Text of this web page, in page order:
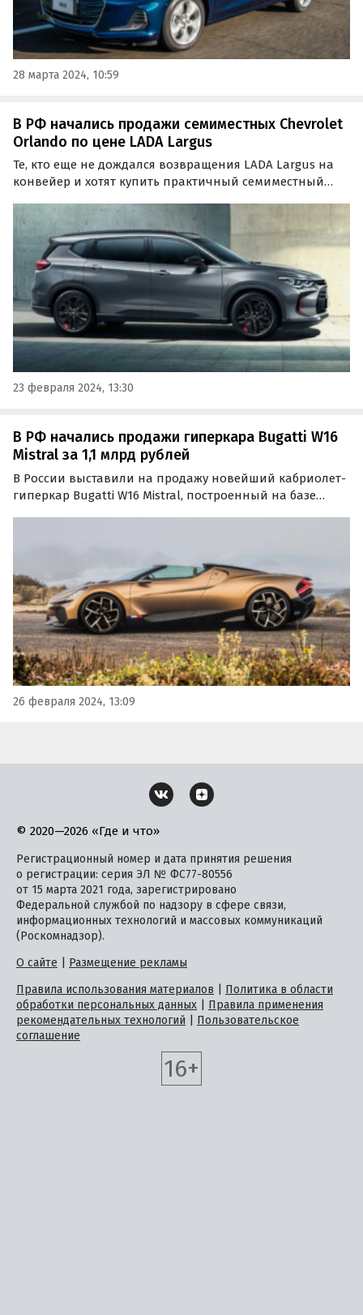
28 марта 2024, 10:59
В РФ начались продажи семиместных Chevrolet
Orlando по цене LADA Largus
Те, кто еще не дождался возвращения LADA Largus на
конвейер и хотят купить практичный семиместный
23 февраля 2024, 13:30
В РФ начались продажи гиперкара Bugatti W16
Mistral за 1,1 млрд рублей
В России выставили на продажу новейший кабриолет-
гиперкар Bugatti W16 Mistral, построенный на базе
26 февраля 2024, 13:09
© 2020—2026 «Где и что»
Регистрационный номер и дата принятия решения
о регистрации: серия ЭЛ № ФС77-80556
от 15 марта 2021 года, зарегистрировано
Федеральной службой по надзору в сфере связи,
информационных технологий и массовых коммуникаций
(Роскомнадзор).
О сайте
Размещение рекламы
Правила использования материалов
Политика в области
обработки персональных данных
Правила применения
рекомендательных технологий
Пользовательское
соглашение
16+